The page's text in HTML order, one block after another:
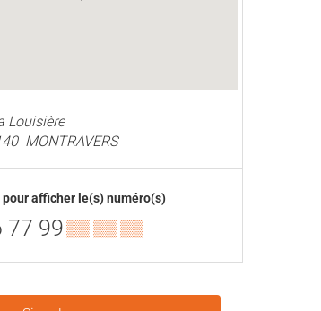
Louisière
MONTRAVERS
pour afficher le(s) numéro(s)
77 99▒▒ ▒▒ ▒▒